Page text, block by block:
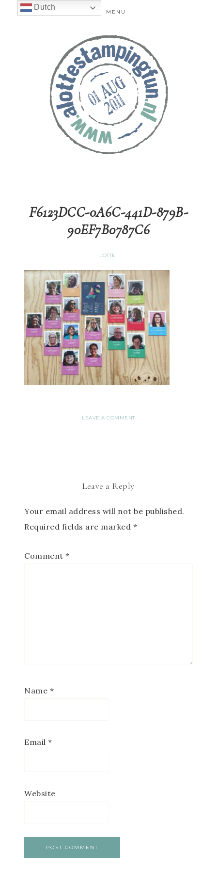
MENU
F6123DCC-0A6C-441D-879B-
90EF7B0787C6
LOTTE
LEAVE A COMMENT
Leave a Reply
Your email address will not be published.
Required fields are marked *
Comment *
Name *
Email *
Website
Dutch